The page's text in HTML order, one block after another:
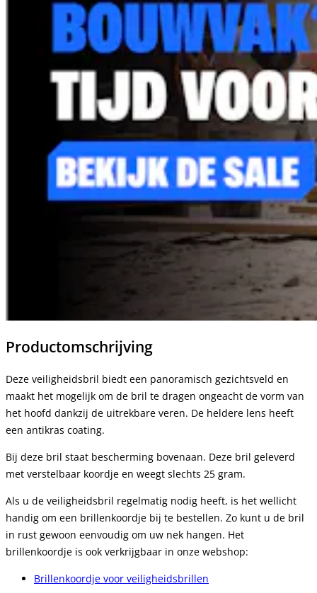
Productomschrijving
Deze veiligheidsbril biedt een panoramisch gezichtsveld en
maakt het mogelijk om de bril te dragen ongeacht de vorm van
het hoofd dankzij de uitrekbare veren. De heldere lens heeft
een antikras coating.
Bij deze bril staat bescherming bovenaan. Deze bril geleverd
met verstelbaar koordje en weegt slechts 25 gram.
Als u de veiligheidsbril regelmatig nodig heeft, is het wellicht
handig om een brillenkoordje bij te bestellen. Zo kunt u de bril
in rust gewoon eenvoudig om uw nek hangen. Het
brillenkoordje is ook verkrijgbaar in onze webshop:
Brillenkoordje voor veiligheidsbrillen